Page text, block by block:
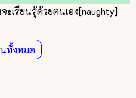
เรียนรุ้ด้วยตนเอง[naughty]
ทั้งหมด